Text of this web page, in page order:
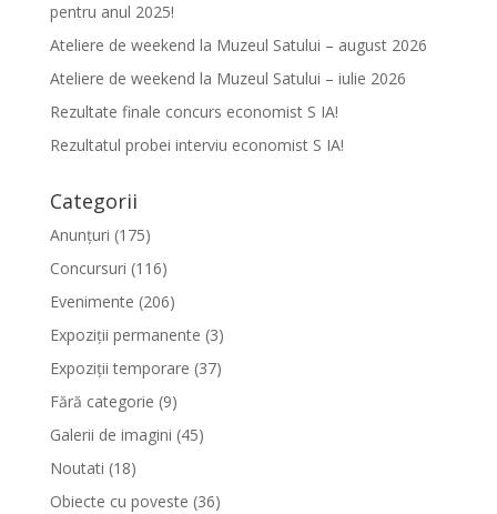
pentru anul 2025!
Ateliere de weekend la Muzeul Satului – august 2026
Ateliere de weekend la Muzeul Satului – iulie 2026
Rezultate finale concurs economist S IA!
Rezultatul probei interviu economist S IA!
Categorii
Anunțuri (175)
Concursuri (116)
Evenimente (206)
Expoziții permanente (3)
Expoziții temporare (37)
Fără categorie (9)
Galerii de imagini (45)
Noutati (18)
Obiecte cu poveste (36)